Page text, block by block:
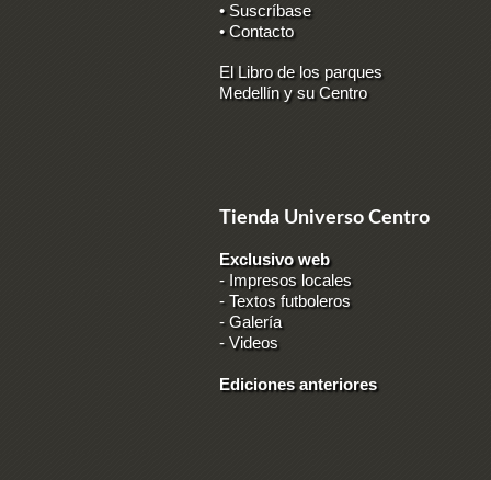
• Suscríbase
• Contacto
El Libro de los parques
Medellín y su Centro
Tienda Universo Centro
Exclusivo web
- Impresos locales
- Textos futboleros
-Galería
-Videos
Ediciones anteriores